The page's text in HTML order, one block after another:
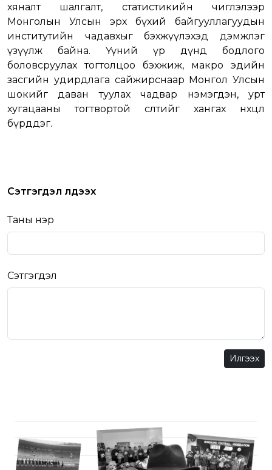
хяналт шалгалт, статистикийн чиглэлээр
Монголын Улсын эрх бүхий байгууллагуудын
институтийн чадавхыг бэхжүүлэхэд дэмжлэг
үзүүлж байна. Үүний үр дүнд бодлого
боловсруулах тогтолцоо бэхжиж, макро эдийн
засгийн удирдлага сайжирснаар Монгол Улсын
шокийг даван туулах чадвар нэмэгдэн, урт
хугацааны тогтвортой өсөлтийг хангах нөхцөл
бүрддэг.
Сэтгэгдэл үлдээх
Таны нэр
Сэтгэгдэл
Илгээх